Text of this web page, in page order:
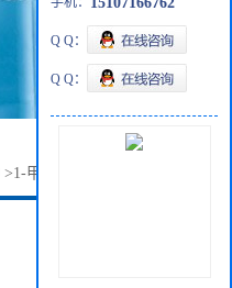
>1-甲基氨基丙烷-2-醇
Q Q：
Q Q：